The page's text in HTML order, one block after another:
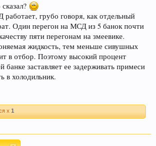
грубо говоря, как отдельный
Один перегон на МСД из 5 банок почти
пяти перегонам на змеевике.
жидкость, тем меньше сивушных
в отбор. Поэтому высокий процент
банке заставляет ее задерживать примеси
в холодильник.
x 1